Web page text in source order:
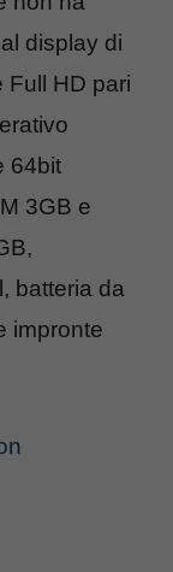
display di
Full HD pari
64bit
3GB e
batteria da
impronte